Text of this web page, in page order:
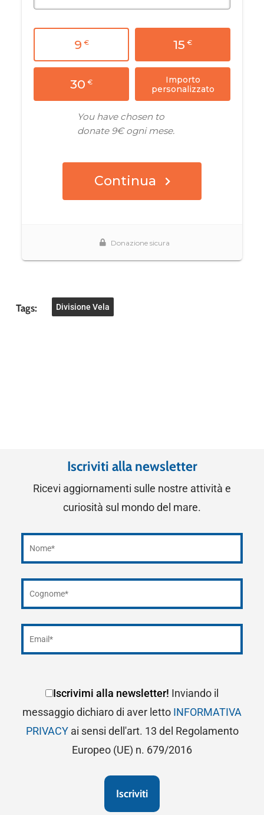
Tags: Divisione Vela
Iscriviti alla newsletter
Ricevi aggiornamenti sulle nostre attività e
curiosità sul mondo del mare.
Iscrivimi alla newsletter! Inviando il
messaggio dichiaro di aver letto INFORMATIVA
PRIVACYai sensi dell'art. 13 del Regolamento
Europeo (UE) n. 679/2016